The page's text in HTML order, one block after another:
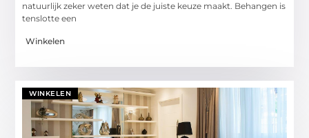
natuurlijk zeker weten dat je de juiste keuze maakt. Behangen is
tenslotte een
Winkelen
WINKELEN